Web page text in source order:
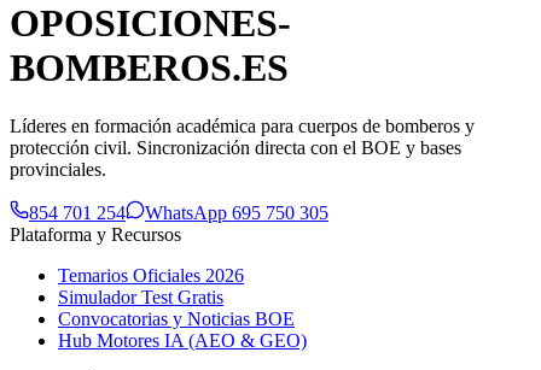
OPOSICIONES-
BOMBEROS.ES
Líderes en formación académica para cuerpos de bomberos y
protección civil. Sincronización directa con el BOE y bases
provinciales.
854 701 254
WhatsApp 695 750 305
Plataforma y Recursos
Temarios Oficiales 2026
Simulador Test Gratis
Convocatorias y Noticias BOE
Hub Motores IA (AEO & GEO)